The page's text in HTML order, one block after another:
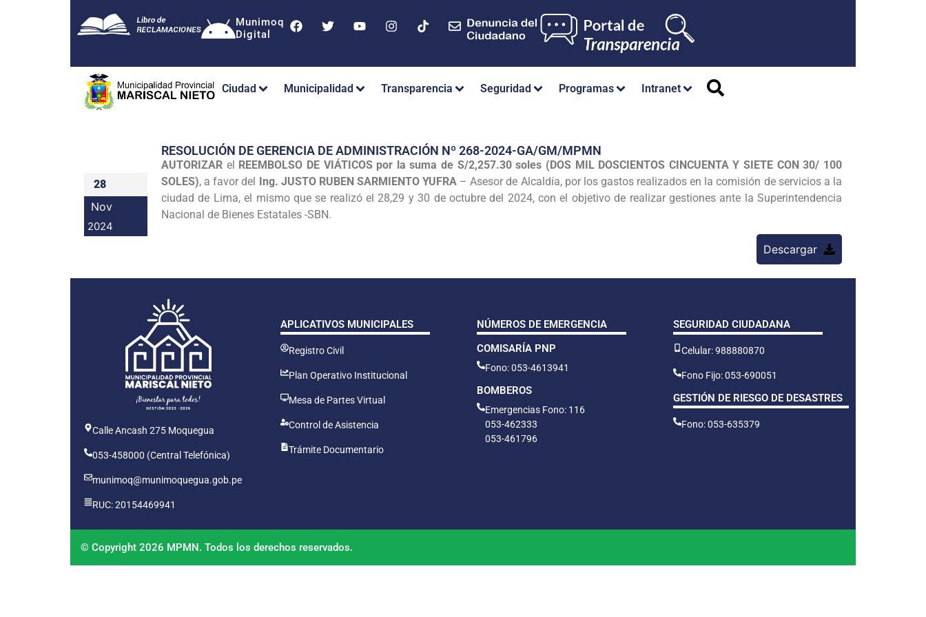
Munimoq
Digital
Ciudad Municipalidad Transparencia Seguridad Programas Intranet
28
Nov
2024
RESOLUCIÓN DE GERENCIA DE ADMINISTRACIÓN Nº 268-2024-GA/GM/MPMN
AUTORIZAR el REEMBOLSO DE VIÁTICOS por la suma de S/2,257.30 soles (DOS MIL DOSCIENTOS CINCUENTA Y SIETE CON 30/ 100
SOLES), a favor del Ing. JUSTO RUBEN SARMIENTO YUFRA – Asesor de Alcaldía, por los gastos realizados en la comisión de servicios a la
ciudad de Lima, el mismo que se realizó el 28,29 y 30 de octubre del 2024, con el objetivo de realizar gestiones ante la Superintendencia
Nacional de Bienes Estatales -SBN.
Descargar
Calle Ancash 275 Moquegua
053-458000 (Central Telefónica)
munimoq@munimoquegua.gob.pe
RUC: 20154469941
APLICATIVOS MUNICIPALES
Registro Civil
Plan Operativo Institucional
Mesa de Partes Virtual
Control de Asistencia
Trámite Documentario
NÚMEROS DE EMERGENCIA
COMISARÍA PNP
Fono: 053-4613941
BOMBEROS
Emergencias Fono: 116
053-462333
053-461796
SEGURIDAD CIUDADANA
Celular: 988880870
Fono Fijo: 053-690051
GESTIÓN DE RIESGO DE DESASTRES
Fono: 053-635379
© Copyright 2026 MPMN. Todos los derechos reservados.